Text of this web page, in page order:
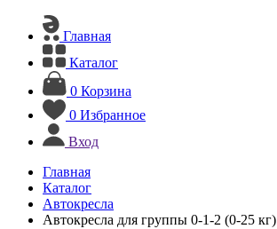
Главная
Каталог
0 Корзина
0 Избранное
Вход
Главная
Каталог
Автокресла
Автокресла для группы 0-1-2 (0-25 кг)